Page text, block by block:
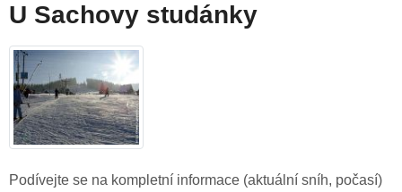
U Sachovy studánky
Podívejte se na kompletní informace (aktuální sníh, počasí)